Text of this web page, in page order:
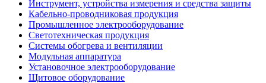
Инструмент, устройства измерения и средства защиты
Кабельно-проводниковая продукция
Промышленное электрооборудование
Светотехническая продукция
Системы обогрева и вентиляции
Модульная аппаратура
Установочное электрооборудование
Щитовое оборудование